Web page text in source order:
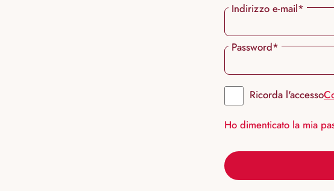
Indirizzo e-mail*
Password*
Ricorda l'accesso
Ho dimenticato la mia